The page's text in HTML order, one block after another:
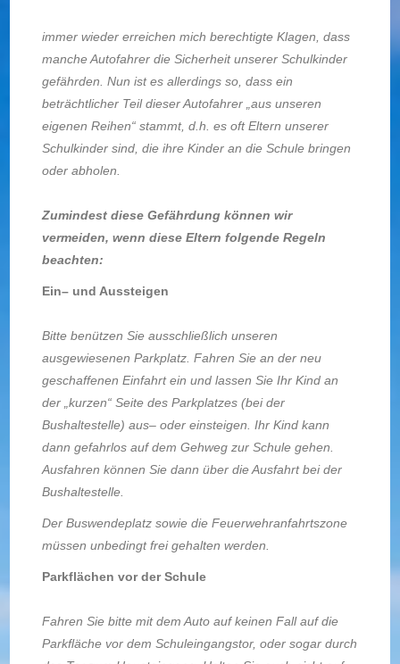
immer wieder erreichen mich berechtigte Klagen, dass
manche Autofahrer die Sicherheit unserer Schulkinder
gefährden. Nun ist es allerdings so, dass ein
beträchtlicher Teil dieser Autofahrer „aus unseren
eigenen Reihen“ stammt, d.h. es oft Eltern unserer
Schulkinder sind, die ihre Kinder an die Schule bringen
oder abholen.
Zumindest diese Gefährdung können wir
vermeiden, wenn diese Eltern folgende Regeln
beachten:
Ein– und Aussteigen
Bitte benützen Sie ausschließlich unseren
ausgewiesenen Parkplatz. Fahren Sie an der neu
geschaffenen Einfahrt ein und lassen Sie Ihr Kind an
der „kurzen“ Seite des Parkplatzes (bei der
Bushaltestelle) aus– oder einsteigen. Ihr Kind kann
dann gefahrlos auf dem Gehweg zur Schule gehen.
Ausfahren können Sie dann über die Ausfahrt bei der
Bushaltestelle.
Der Buswendeplatz sowie die Feuerwehranfahrtszone
müssen unbedingt frei gehalten werden.
Parkflächen vor der Schule
Fahren Sie bitte mit dem Auto auf keinen Fall auf die
Parkfläche vor dem Schuleingangstor, oder sogar durch